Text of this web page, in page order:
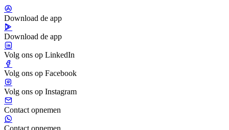
Download de app
Download de app
Volg ons op LinkedIn
Volg ons op Facebook
Volg ons op Instagram
Contact opnemen
Contact opnemen